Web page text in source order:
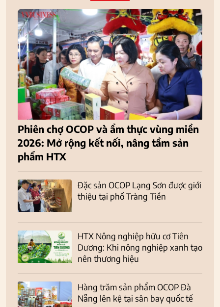
Phiên chợ OCOP và ẩm thực vùng miền
2026: Mở rộng kết nối, nâng tầm sản
phẩm HTX
Đặc sản OCOP Lạng Sơn được giới
thiệu tại phố Tràng Tiền
HTX Nông nghiệp hữu cơ Tiên
Dương: Khi nông nghiệp xanh tạo
nên thương hiệu
Hàng trăm sản phẩm OCOP Đà
Nẵng lên kệ tại sân bay quốc tế